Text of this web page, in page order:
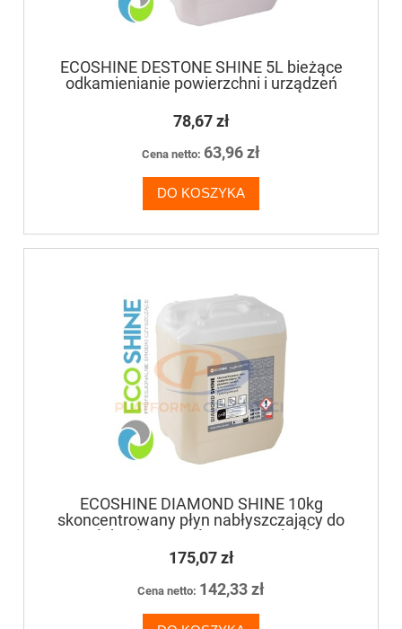
ECOSHINE DESTONE SHINE 5L bieżące
odkamienianie powierzchni i urządzeń
78,67 zł
Cena netto: 63,96 zł
DO KOSZYKA
ECOSHINE DIAMOND SHINE 10kg
skoncentrowany płyn nabłyszczający do
płukania naczyń w zmywarkach
gastronomicznych i przemysłowych
175,07 zł
Cena netto: 142,33 zł